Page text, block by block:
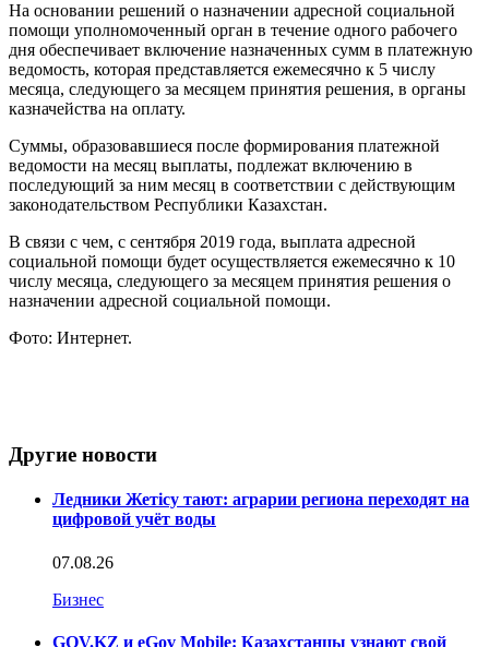
На основании решений о назначении адресной социальной
помощи уполномоченный орган в течение одного рабочего
дня обеспечивает включение назначенных сумм в платежную
ведомость, которая представляется ежемесячно к 5 числу
месяца, следующего за месяцем принятия решения, в органы
казначейства на оплату.
Суммы, образовавшиеся после формирования платежной
ведомости на месяц выплаты, подлежат включению в
последующий за ним месяц в соответствии с действующим
законодательством Республики Казахстан.
В связи с чем, с сентября 2019 года, выплата адресной
социальной помощи будет осуществляется ежемесячно к 10
числу месяца, следующего за месяцем принятия решения о
назначении адресной социальной помощи.
Фото: Интернет.
Другие новости
Ледники Жетісу тают: аграрии региона переходят на
цифровой учёт воды
07.08.26
Бизнес
GOV.KZ и eGov Mobile: Казахстанцы узнают свой